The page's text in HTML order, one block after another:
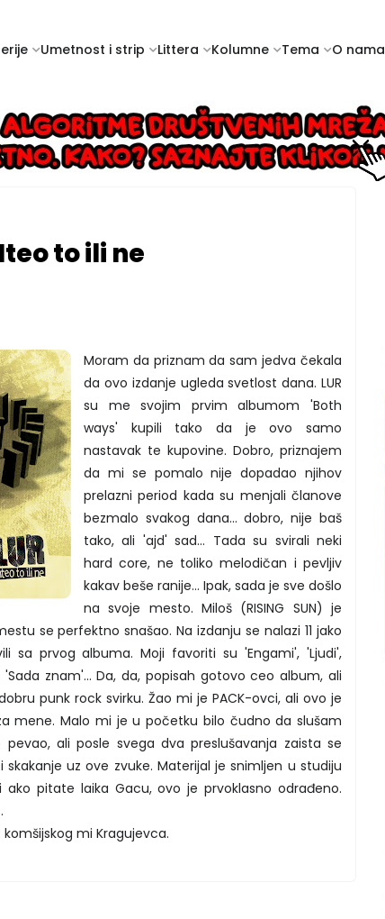
Umetnost i strip Littera Kolumne Tema O nama
to ili ne
Moram da priznam da sam jedva čekala
da ovo izdanje ugleda svetlost dana. LUR
su me svojim prvim albumom 'Both
ways' kupili tako da je ovo samo
nastavak te kupovine. Dobro, priznajem
da mi se pomalo nije dopadao njihov
prelazni period kada su menjali članove
bezmalo svakog dana... dobro, nije baš
tako, ali 'ajd' sad... Tada su svirali neki
hard core, ne toliko melodičan i pevljiv
kakav beše ranije... Ipak, sada je sve došlo
na svoje mesto. Miloš (RISING SUN) je
se perfektno snašao. Na izdanju se nalazi 11 jako
sa prvog albuma. Moji favoriti su 'Engami', 'Ljudi',
'Sada znam'... Da, da, popisah gotovo ceo album, ali
punk rock svirku. Žao mi je PACK-ovci, ali ovo je
mene. Malo mi je u početku bilo čudno da slušam
ali posle svega dva preslušavanja zaista se
uz ove zvuke. Materijal je snimljen u studiju
pitate laika Gacu, ovo je prvoklasno odrađeno.
mi Kragujevca.